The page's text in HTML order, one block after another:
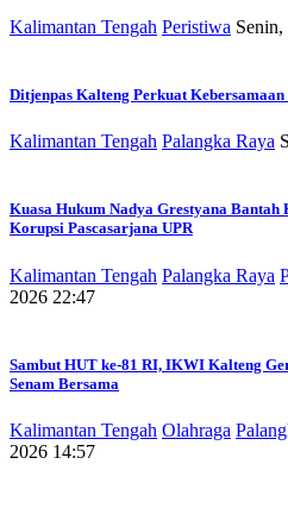
Kalimantan Tengah Peristiwa
Ditjenpas Kalteng Perkuat
Kalimantan Tengah Palangka Raya
Kuasa Hukum Nadya Grestyana
Korupsi Pascasarjana UPR
Kalimantan Tengah Palangka Raya
2026 22:47
Sambut HUT ke-81 RI, IKWI Kalteng
Senam Bersama
Kalimantan Tengah Olahraga
2026 14:57